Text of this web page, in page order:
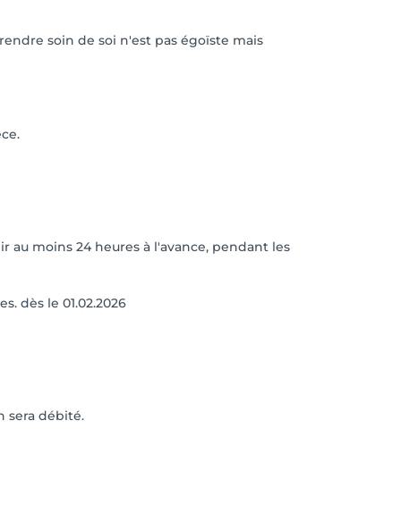
soin de soi n'est pas égoïste mais
au moins 24 heures à l'avance, pendant les
dès le 01.02.2026
sera débité.